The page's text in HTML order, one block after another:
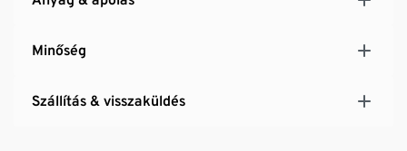
Minőség
Szállítás & visszaküldés